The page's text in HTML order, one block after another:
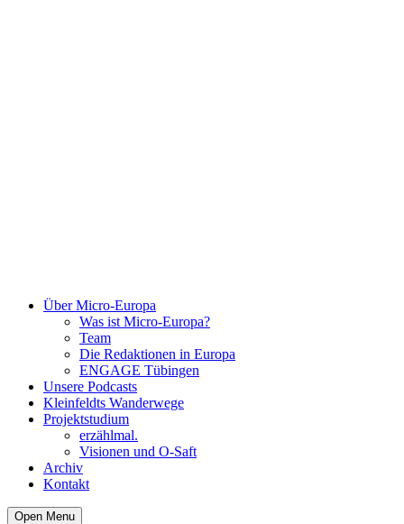
Über Micro-Europa
Was ist Micro-Europa?
Team
Die Redaktionen in Europa
ENGAGE Tübingen
Unsere Podcasts
Kleinfeldts Wanderwege
Projektstudium
erzählmal.
Visionen und O-Saft
Archiv
Kontakt
Open Menu